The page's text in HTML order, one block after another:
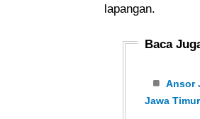
lapangan.
Baca
Ansor
Jawa Timur